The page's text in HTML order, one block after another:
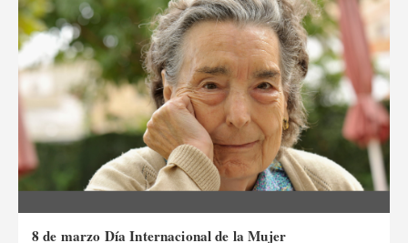
8 de marzo Día Internacional de la Mujer